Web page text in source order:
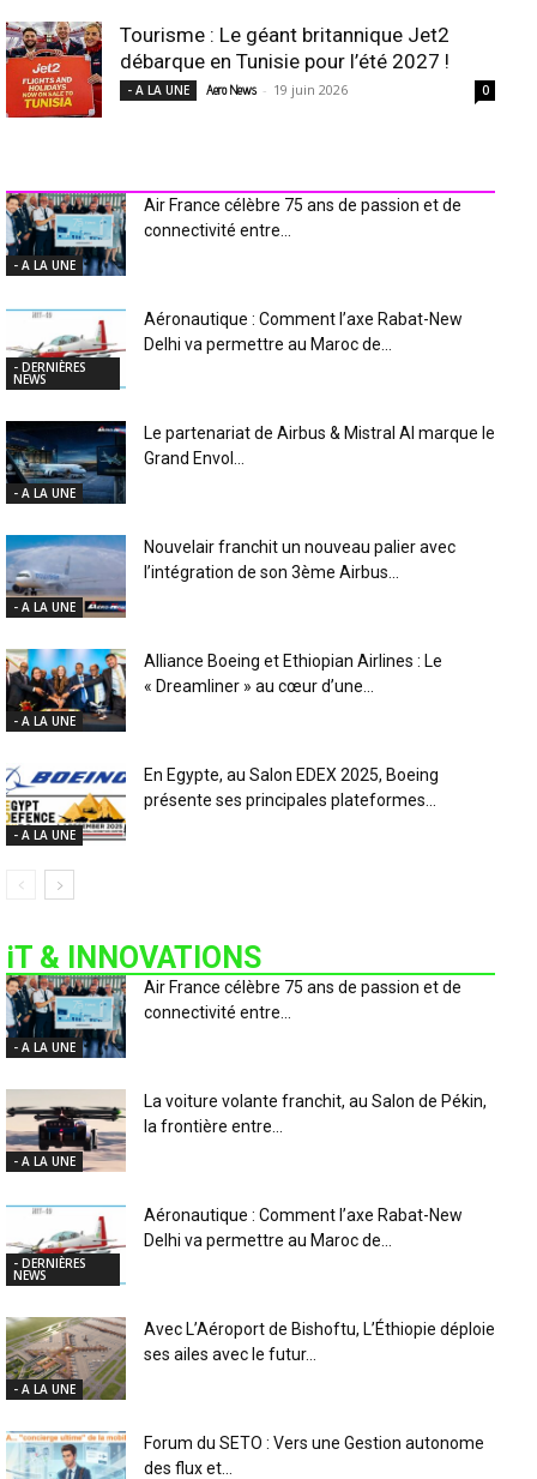
Tourisme : Le géant britannique Jet2
débarque en Tunisie pour l’été 2027 !
- A LA UNE Aero News - 19 juin 2026 0
- A LA UNE
Air France célèbre 75 ans de passion et de
connectivité entre...
- DERNIÈRES
NEWS
Aéronautique : Comment l’axe Rabat-New
Delhi va permettre au Maroc de...
- A LA UNE
Le partenariat de Airbus & Mistral AI marque le
Grand Envol...
- A LA UNE
Nouvelair franchit un nouveau palier avec
l’intégration de son 3ème Airbus...
- A LA UNE
Alliance Boeing et Ethiopian Airlines : Le
« Dreamliner » au cœur d’une...
- A LA UNE
En Egypte, au Salon EDEX 2025, Boeing
présente ses principales plateformes...
iT & INNOVATIONS
- A LA UNE
Air France célèbre 75 ans de passion et de
connectivité entre...
- A LA UNE
La voiture volante franchit, au Salon de Pékin,
la frontière entre...
- DERNIÈRES
NEWS
Aéronautique : Comment l’axe Rabat-New
Delhi va permettre au Maroc de...
- A LA UNE
Avec L’Aéroport de Bishoftu, L’Éthiopie déploie
ses ailes avec le futur...
Forum du SETO : Vers une Gestion autonome
des flux et...